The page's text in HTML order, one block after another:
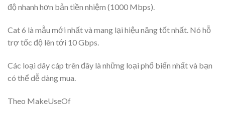
độ nhanh hơn bản tiền nhiệm (1000 Mbps).
Cat 6 là mẫu mới nhất và mang lại hiệu năng tốt nhất. Nó hỗ
trợ tốc độ lên tới 10 Gbps.
Các loại dây cáp trên đây là những loại phổ biến nhất và bạn
có thể dễ dàng mua.
Theo MakeUseOf